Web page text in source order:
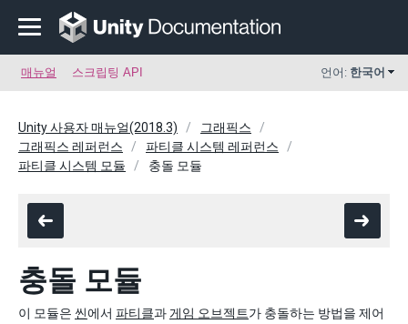
매뉴얼 스크립팅 API 언어: 한국어
Unity 사용자 매뉴얼(2018.3)
그래픽스
그래픽스 레퍼런스
파티클 시스템 레퍼런스
파티클 시스템 모듈
충돌 모듈
충돌 모듈
이 모듈은 씬에서 파티클과 게임 오브젝트가 충돌하는 방법을 제어